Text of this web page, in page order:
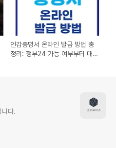
인감증명서 온라인 발급 방법 총
정리: 정부24 가능 여부부터 대체
니다.